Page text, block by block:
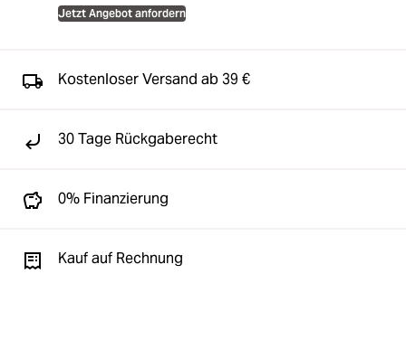
Jetzt Angebot anfordern
Kostenloser Versand ab 39 €
30 Tage Rückgaberecht
0% Finanzierung
Kauf auf Rechnung